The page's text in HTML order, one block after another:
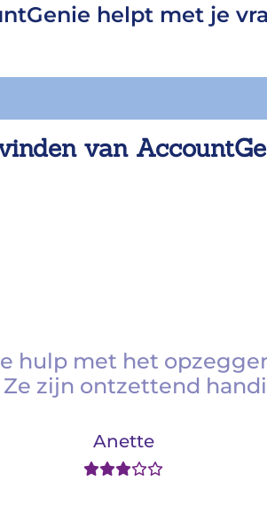
helpt met je
van
hulp met het
zijn ontzettend
Anette